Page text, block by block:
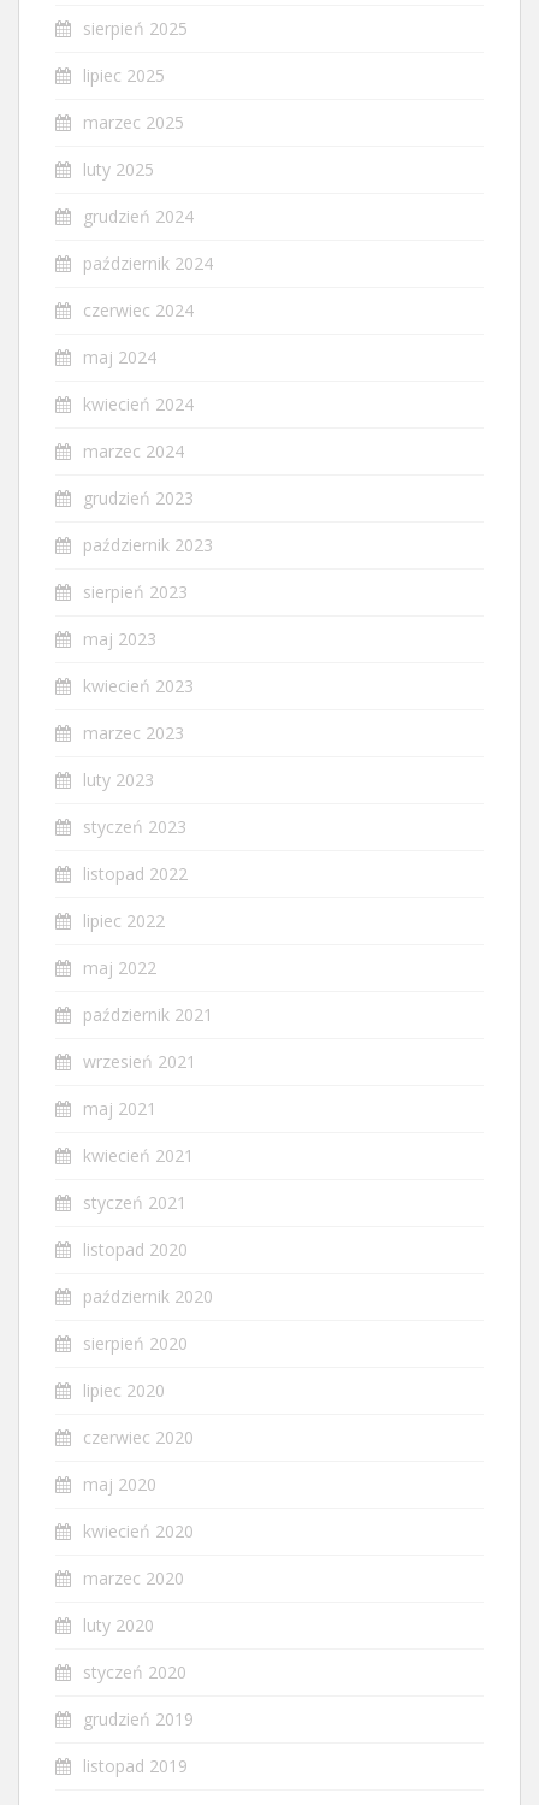
sierpień 2025
lipiec 2025
marzec 2025
luty 2025
grudzień 2024
październik 2024
czerwiec 2024
maj 2024
kwiecień 2024
marzec 2024
grudzień 2023
październik 2023
sierpień 2023
maj 2023
kwiecień 2023
marzec 2023
luty 2023
styczeń 2023
listopad 2022
lipiec 2022
maj 2022
październik 2021
wrzesień 2021
maj 2021
kwiecień 2021
styczeń 2021
listopad 2020
październik 2020
sierpień 2020
lipiec 2020
czerwiec 2020
maj 2020
kwiecień 2020
marzec 2020
luty 2020
styczeń 2020
grudzień 2019
listopad 2019